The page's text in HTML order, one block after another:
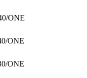
/ONE
/ONE
/ONE